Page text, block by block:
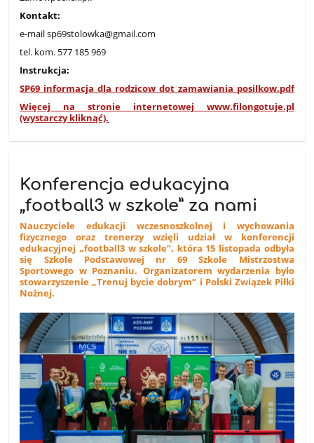
Kontakt:
e-mail sp69stolowka@gmail.com
tel. kom. 577 185 969
Instrukcja:
SP69_informacja_dla_rodzicow_dot_zamawiania_posilkow.pdf
Więcej na stronie internetowej www.filongotuje.pl
(wystarczy kliknąć).
Konferencja edukacyjna
„football3 w szkole” za nami
Nauczyciele edukacji wczesnoszkolnej i wychowania
fizycznego oraz trenerzy wzięli udział w konferencji
edukacyjnej „football3 w szkole”, która 15 listopada odbyła
się Szkole Podstawowej nr 69 Szkole Mistrzostwa
Sportowego w Poznaniu. Organizatorem wydarzenia było
stowarzyszenie „Trenuj bycie dobrym” i Polski Związek Piłki
Nożnej.